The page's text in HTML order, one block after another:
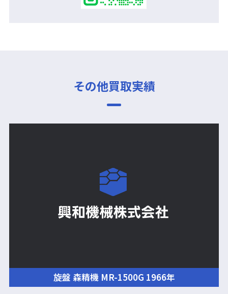
その他買取実績
旋盤 森精機 MR-1500G 1966年